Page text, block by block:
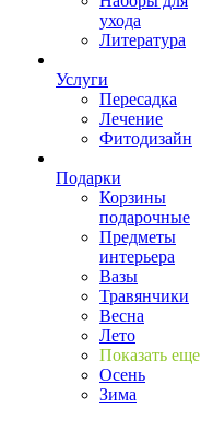
ухода
Литература
Услуги
Пересадка
Лечение
Фитодизайн
Подарки
Корзины
подарочные
Предметы
интерьера
Вазы
Травянчики
Весна
Лето
Показать еще
Осень
Зима